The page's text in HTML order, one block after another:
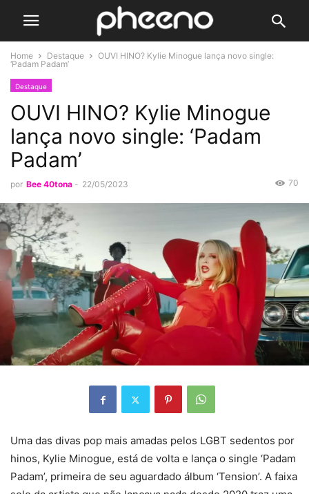
Home Destaque
OUVI HINO? Kylie Minogue lança novo single:
‘Padam Padam’
Destaque
OUVI HINO? Kylie Minogue
lança novo single: ‘Padam
Padam’
por Bee 40tona - 22/05/2023 70
Uma das divas pop mais amadas pelos LGBT sedentos por
hinos, Kylie Minogue, está de volta e lança o single ‘Padam
Padam’, primeira de seu aguardado álbum ‘Tension’. A faixa